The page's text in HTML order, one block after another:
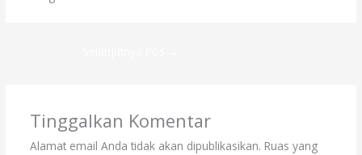
Tinggalkan Komentar
Alamat email Anda tidak akan dipublikasikan. Ruas yang